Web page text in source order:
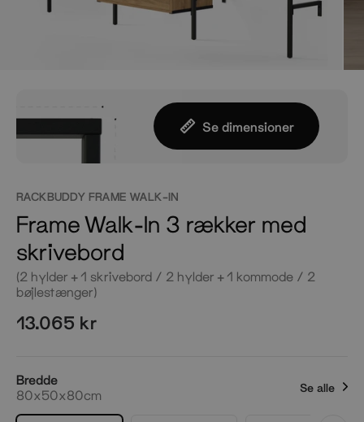
Se dimensioner
RACKBUDDY FRAME WALK-IN
Frame Walk-In 3 rækker med
skrivebord
(2 hylder + 1 skrivebord / 2 hylder + 1 kommode / 2
bøjlestænger)
13.065 kr
Bredde
80x50x80cm
Se alle